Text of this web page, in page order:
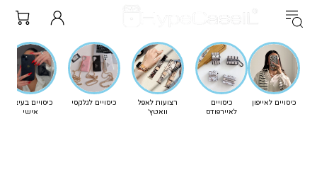
כיסויים לאייפון
כיסויים
לאיירפודס
רצועות לאפל
וואטץ'
כיסויים לגלקסי
כיסויים בעיצוב
אישי